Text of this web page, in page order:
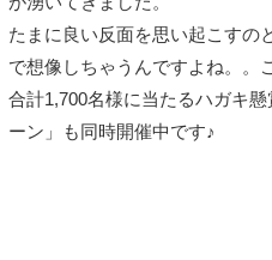
たまに良い反面を思い起こすの
で想像しちゃうんですよね。。
合計1,700名様に当たるハガキ
ーン」も同時開催中です♪